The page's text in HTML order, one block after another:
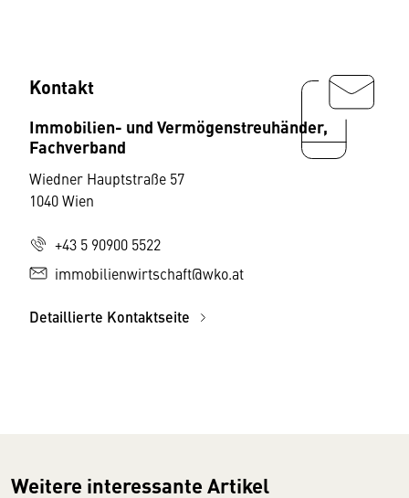
Kontakt
Immobilien- und Vermögenstreuhänder,
Fachverband
Wiedner Hauptstraße 57
1040 Wien
+43 5 90900 5522
immobilienwirtschaft@wko.at
Detaillierte Kontaktseite
Weitere interessante Artikel